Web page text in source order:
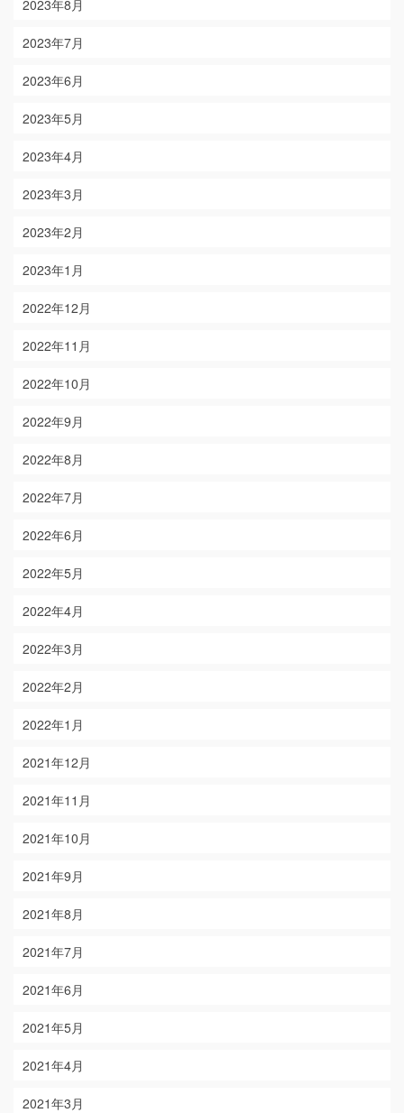
2023年8月
2023年7月
2023年6月
2023年5月
2023年4月
2023年3月
2023年2月
2023年1月
2022年12月
2022年11月
2022年10月
2022年9月
2022年8月
2022年7月
2022年6月
2022年5月
2022年4月
2022年3月
2022年2月
2022年1月
2021年12月
2021年11月
2021年10月
2021年9月
2021年8月
2021年7月
2021年6月
2021年5月
2021年4月
2021年3月